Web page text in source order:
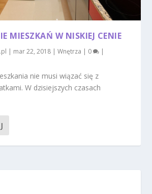
MIESZKAŃ W NISKIEJ CENIE
| mar 22, 2018 |Wnętrza | 0 |
nie musi wiązać się z
W dzisiejszych czasach